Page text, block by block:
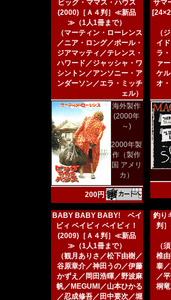
ビッグ・ママス・ハウス
(2000)［Ａ４判］≪新品
≫（1人1冊まで）
（マーティン・ローレンス
／ニア・ロング／ポール・
ジアマッティ／テレンス・
ハワード／ジャッシャ・ワ
シントン／アンソニー・ア
ンダーソン／エラ・ミッチ
ェル）
海外製作
(2000年
～)
2000年製
作（製作
国 アメリ
カ）
200円
サマ
（
イ
ラ
ァ
ケ
オ
BABY BABY BABY! ベイ
ビィ ベイビィ ベイビィ！
(2009)［Ａ４判］≪新品
≫（1人1冊まで）
（観月ありさ／松下由樹／
谷原章介／神田うの／伊藤
かずえ／岡田浩暉／野波麻
帆／MEGUMI／山本ひかる
／忍成修吾／田中要次／堀
釣り
判
（
椎
泰
／
桐